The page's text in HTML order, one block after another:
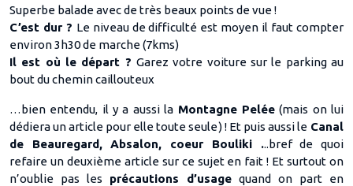
Superbe balade avec de très beaux points de vue !
C’est dur ? Le niveau de difficulté est moyen il faut compter
environ 3h30 de marche (7kms)
Il est où le départ ? Garez votre voiture sur le parking au
bout du chemin caillouteux
…bien entendu, il y a aussi la Montagne Pelée(mais on lui
dédiera un article pour elle toute seule) ! Et puis aussi leCanal
de Beauregard, Absalon, coeur Bouliki ...bref de quoi
refaire un deuxième article sur ce sujet en fait ! Et surtout on
n’oublie pas les précautions d’usage quand on part en